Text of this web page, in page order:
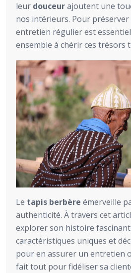
leur douceurajoutent une
nos intérieurs. Pour
entretien régulier est
ensemble à chérir ces trésors
Le tapis berbère émerveille
authenticité. À travers cet
explorer son histoire
caractéristiques uniques et
pour en assurer un entretien
fait tout pour fidéliser sa